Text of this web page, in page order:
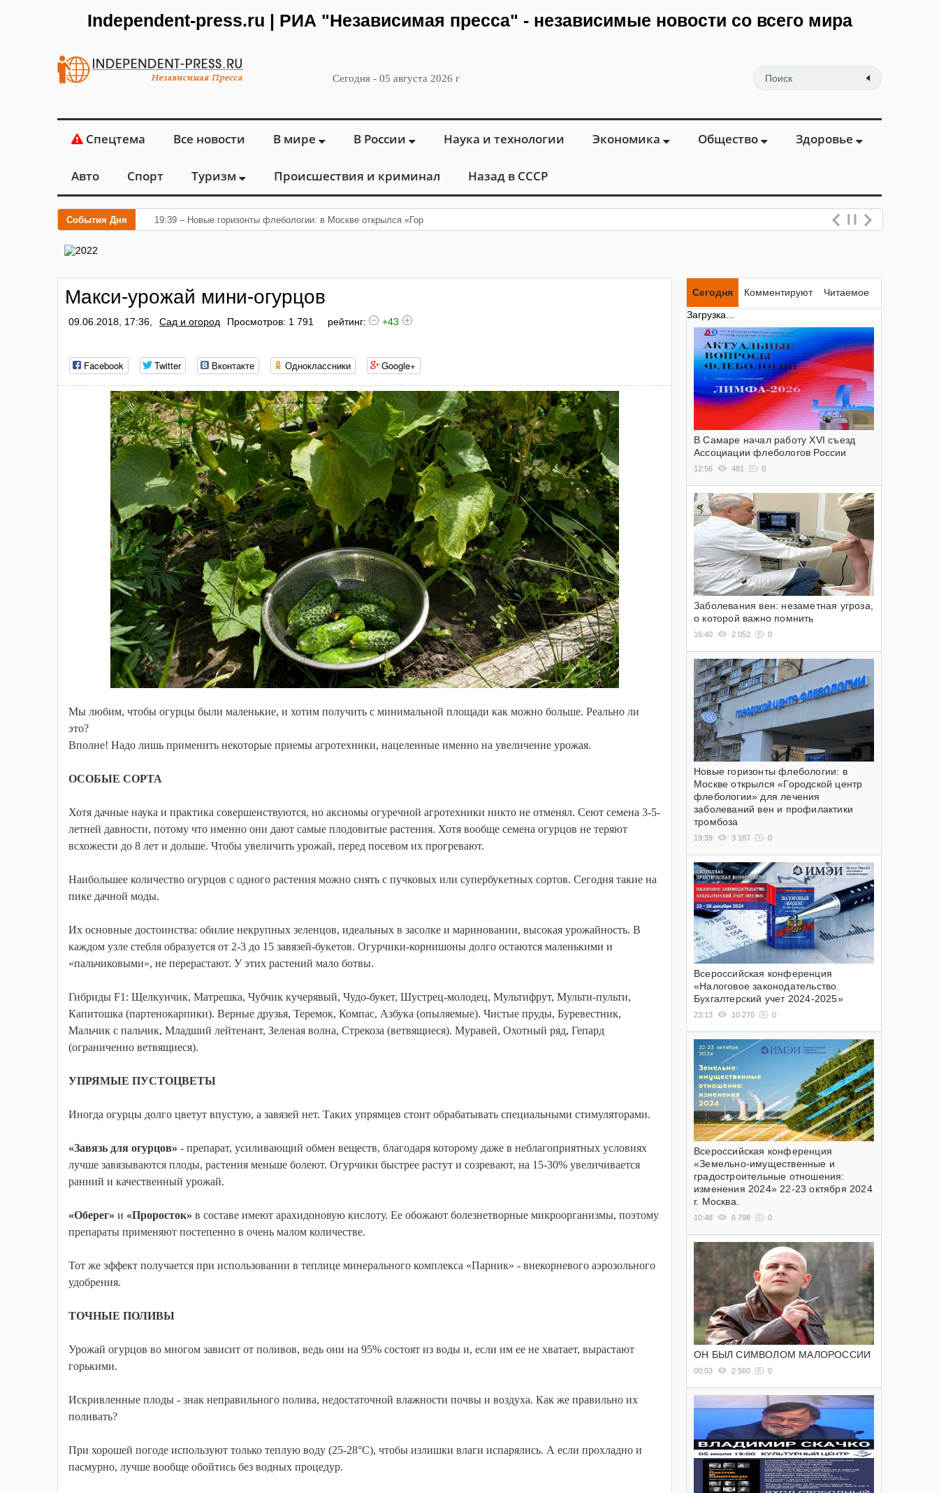
Independent-press.ru | РИА "Независимая пресса" - независимые новости со всего мира
Сегодня - 05 августа 2026 г
Спецтема Все новости В мире В России Наука и технологии Экономика Общество Здоровье
Авто Спорт Туризм Происшествия и криминал Назад в СССР
События Дня 19:39 – Новые горизонты флебологии: в Москве открылся «Городской центр флебологии» для лечения з
Макси-урожай мини-огурцов
09.06.2018, 17:36, Сад и огород Просмотров: 1 791 рейтинг: +43
Facebook Twitter Вконтакте Одноклассники Google+
Мы любим, чтобы огурцы были маленькие, и хотим получить с минимальной площади как можно больше. Реально ли
это?
Вполне! Надо лишь применить некоторые приемы агротехники, нацеленные именно на увеличение урожая.
ОСОБЫЕ СОРТА
Хотя дачные наука и практика совершенствуются, но аксиомы огуречной агротехники никто не отменял. Сеют семена 3-5-
летней давности, потому что именно они дают самые плодовитые растения. Хотя вообще семена огурцов не теряют
всхожести до 8 лет и дольше. Чтобы увеличить урожай, перед посевом их прогревают.
Наибольшее количество огурцов с одного растения можно снять с пучковых или супербукетных сортов. Сегодня такие на
пике дачной моды.
Их основные достоинства: обилие некрупных зеленцов, идеальных в засолке и мариновании, высокая урожайность. В
каждом узле стебля образуется от 2-3 до 15 завязей-букетов. Огурчики-корнишоны долго остаются маленькими и
«пальчиковыми», не перерастают. У этих растений мало ботвы.
Гибриды F1: Щелкунчик, Матрешка, Чубчик кучерявый, Чудо-букет, Шустрец-молодец, Мультифрут, Мульти-пульти,
Капитошка (партенокарпики). Верные друзья, Теремок, Компас, Азбука (опыляемые). Чистые пруды, Буревестник,
Мальчик с пальчик, Младший лейтенант, Зеленая волна, Стрекоза (ветвящиеся). Муравей, Охотный ряд, Гепард
(ограниченно ветвящиеся).
УПРЯМЫЕ ПУСТОЦВЕТЫ
Иногда огурцы долго цветут впустую, а завязей нет. Таких упрямцев стоит обрабатывать специальными стимуляторами.
«Завязь для огурцов» - препарат, усиливающий обмен веществ, благодаря которому даже в неблагоприятных условиях
лучше завязываются плоды, растения меньше болеют. Огурчики быстрее растут и созревают, на 15-30% увеличивается
ранний и качественный урожай.
«Оберег» и «Проросток» в составе имеют арахидоновую кислоту. Ее обожают болезнетворные микроорганизмы, поэтому
препараты применяют постепенно в очень малом количестве.
Тот же эффект получается при использовании в теплице минерального комплекса «Парник» - внекорневого аэрозольного
удобрения.
ТОЧНЫЕ ПОЛИВЫ
Урожай огурцов во многом зависит от поливов, ведь они на 95% состоят из воды и, если им ее не хватает, вырастают
горькими.
Искривленные плоды - знак неправильного полива, недостаточной влажности почвы и воздуха. Как же правильно их
поливать?
При хорошей погоде используют только теплую воду (25-28°С), чтобы излишки влаги испарялись. А если прохладно и
пасмурно, лучше вообще обойтись без водных процедур.
Сегодня Комментируют
Читаемое
Загрузка...
В Самаре начал работу XVI съезд
Ассоциации флебологов России
12:56 481 0
Заболевания вен: незаметная угроза,
о которой важно помнить
16:40 2 052 0
Новые горизонты флебологии: в
Москве открылся «Городской центр
флебологии» для лечения
заболеваний вен и профилактики
тромбоза
19:39 3 187 0
Всероссийская конференция
«Налоговое законодательство.
Бухгалтерский учет 2024-2025»
23:13 10 270 0
Всероссийская конференция
«Земельно-имущественные и
градостроительные отношения:
изменения 2024» 22-23 октября 2024
г. Москва.
10:48 6 798 0
ОН БЫЛ СИМВОЛОМ МАЛОРОССИИ
00:03 2 560 0